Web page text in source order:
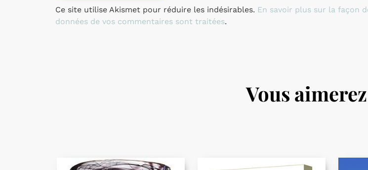
Ce site utilise Akismet pour réduire les indésirables. En savoir plus sur la façon
données de vos commentaires sont traitées.
Vous